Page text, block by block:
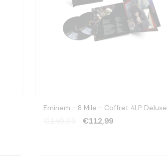
Eminem - 8 Mile - Coffret 4LP Deluxe
€112,99